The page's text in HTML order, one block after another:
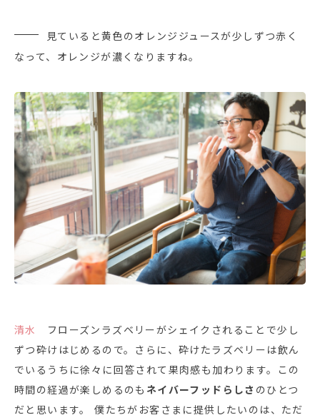
見ていると黄色のオレンジジュースが少しずつ赤く
なって、オレンジが濃くなりますね。
清水
フローズンラズベリーがシェイクされることで少し
ずつ砕けはじめるので。さらに、砕けたラズベリーは飲ん
でいるうちに徐々に回答されて果肉感も加わります。この
時間の経過が楽しめるのも ネイバーフッドらしさ のひとつ
だと思います。 僕たちがお客さまに提供したいのは、ただ